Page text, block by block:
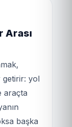
Arası
getirir: yol
araçta
başka